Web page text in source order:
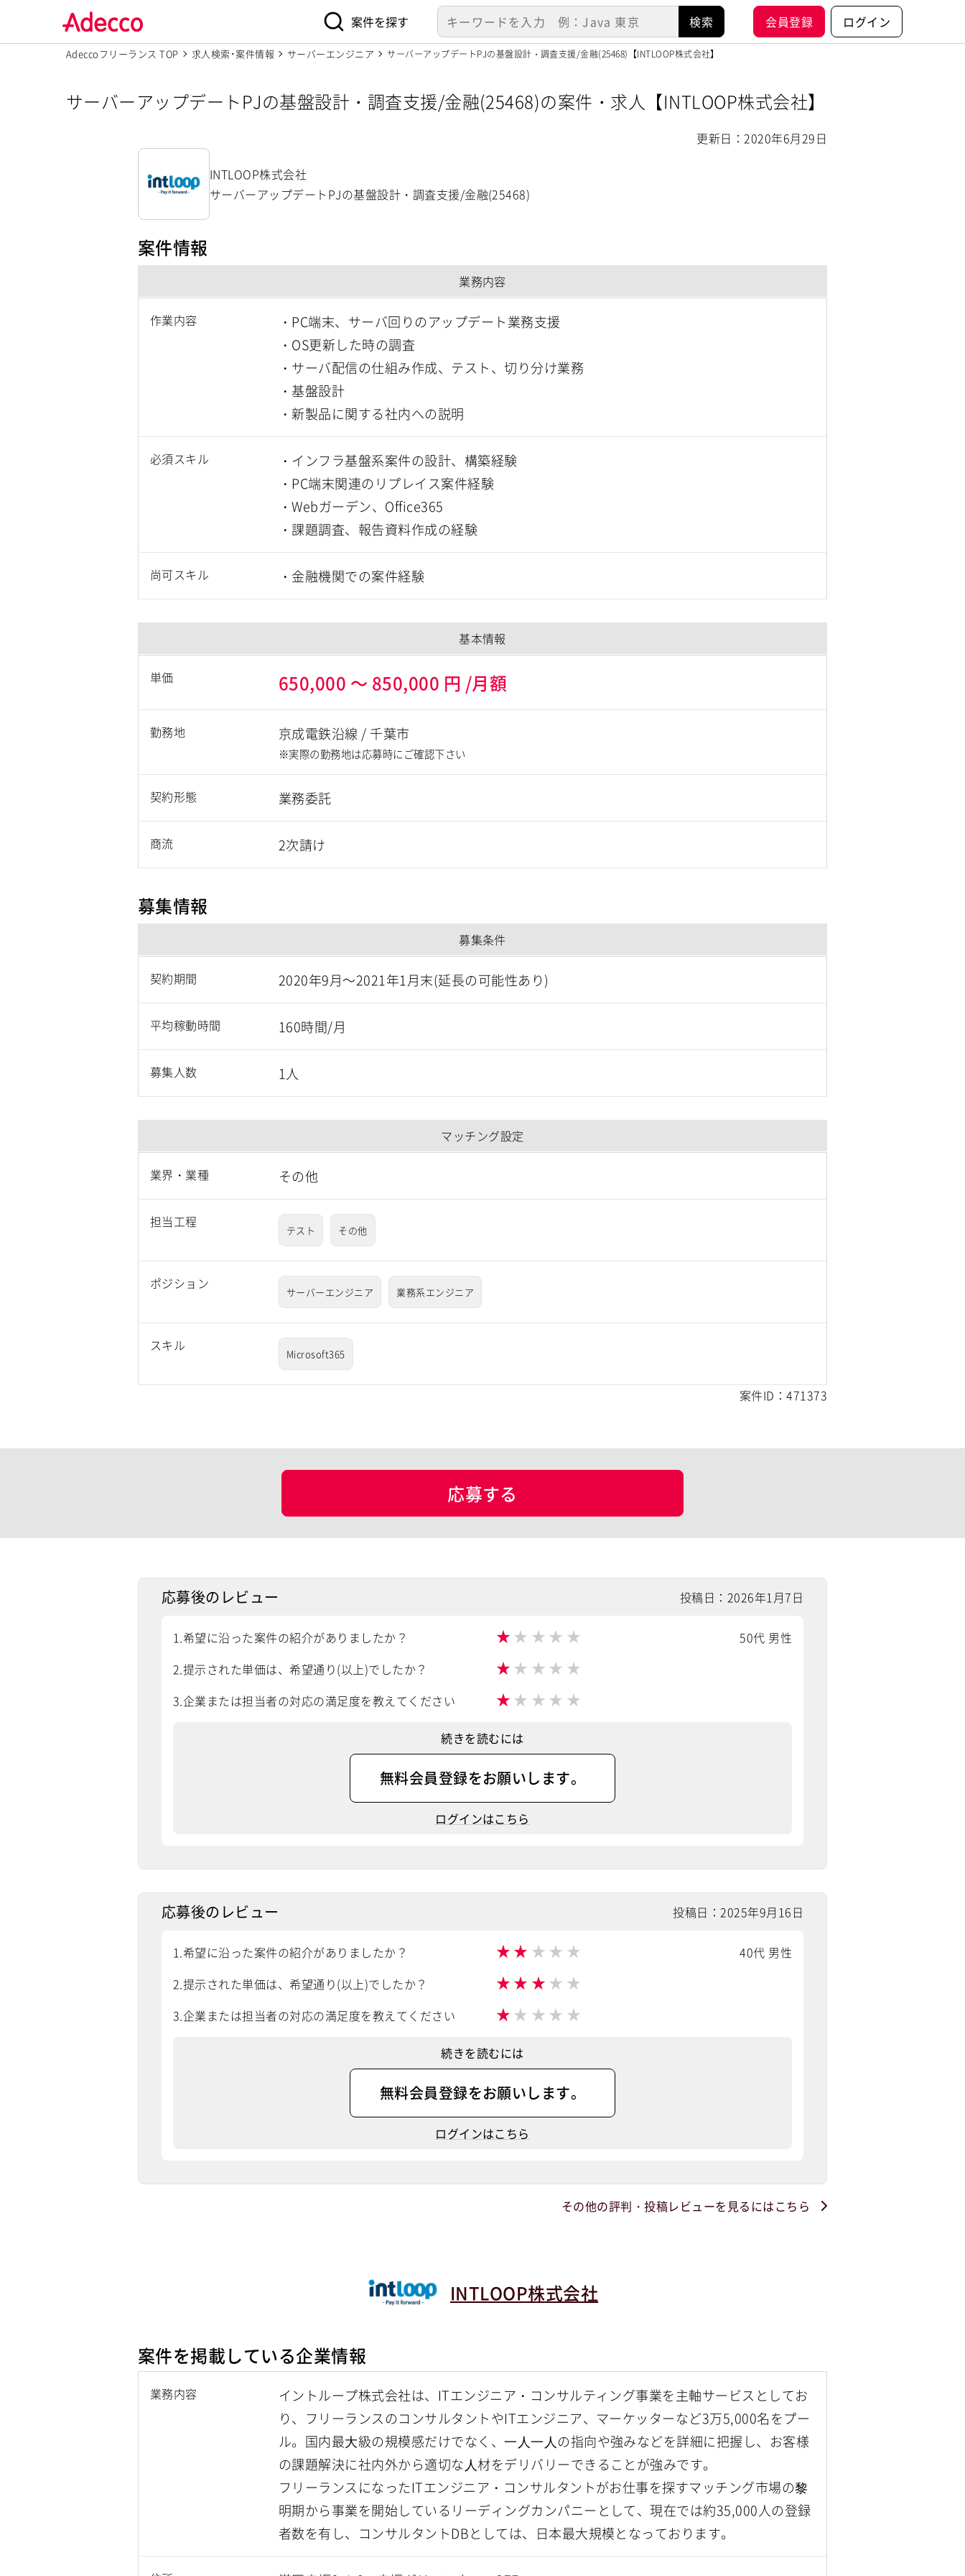
案件を探す 会員登録 ログイン
Adeccoフリーランス TOP 求人検索･案件情報 サーバーエンジニア サーバーアップデートPJの基盤設計・調査支援/金融(25468)【INTLOOP株式会社】
サーバーアップデートPJの基盤設計・調査支援/金融(25468)の案件・求人【INTLOOP株式会社】
更新日：2020年6月29日
INTLOOP株式会社
サーバーアップデートPJの基盤設計・調査支援/金融(25468)
案件情報
業務内容
作業内容
・PC端末、サーバ回りのアップデート業務支援
・OS更新した時の調査
・サーバ配信の仕組み作成、テスト、切り分け業務
・基盤設計
・新製品に関する社内への説明
必須スキル
・インフラ基盤系案件の設計、構築経験
・PC端末関連のリプレイス案件経験
・Webガーデン、Office365
・課題調査、報告資料作成の経験
尚可スキル ・金融機関での案件経験
基本情報
単価 650,000 ～ 850,000 円 /月額
勤務地 京成電鉄沿線 / 千葉市
※実際の勤務地は応募時にご確認下さい
契約形態 業務委託
商流 2次請け
募集情報
募集条件
契約期間 2020年9月～2021年1月末(延長の可能性あり)
平均稼動時間 160時間/月
募集人数 1人
マッチング設定
業界・業種 その他
担当工程
テスト その他
ポジション
サーバーエンジニア 業務系エンジニア
スキル
Microsoft365
案件ID：471373
応募する
応募後のレビュー 投稿日：2026年1月7日
50代 男性
1.希望に沿った案件の紹介がありましたか？ ★ ★ ★ ★ ★
2.提示された単価は、希望通り(以上)でしたか？ ★ ★ ★ ★ ★
3.企業または担当者の対応の満足度を教えてください ★ ★ ★ ★ ★
続きを読むには
無料会員登録をお願いします。
ログインはこちら
応募後のレビュー 投稿日：2025年9月16日
40代 男性
1.希望に沿った案件の紹介がありましたか？ ★ ★ ★ ★ ★
2.提示された単価は、希望通り(以上)でしたか？ ★ ★ ★ ★ ★
3.企業または担当者の対応の満足度を教えてください ★ ★ ★ ★ ★
続きを読むには
無料会員登録をお願いします。
ログインはこちら
その他の評判・投稿レビューを見るにはこちら
INTLOOP株式会社
案件を掲載している企業情報
業務内容
イントループ株式会社は、ITエンジニア・コンサルティング事業を主軸サービスとしてお
り、フリーランスのコンサルタントやITエンジニア、マーケッターなど3万5,000名をプー
ル。国内最⼤級の規模感だけでなく、⼀⼈⼀⼈の指向や強みなどを詳細に把握し、お客様
の課題解決に社内外から適切な⼈材をデリバリーできることが強みです。
フリーランスになったITエンジニア・コンサルタントがお仕事を探すマッチング市場の黎
明期から事業を開始しているリーディングカンパニーとして、現在では約35,000人の登録